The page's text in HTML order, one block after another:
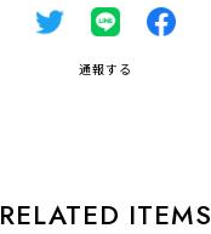
通報する
RELATED ITEMS